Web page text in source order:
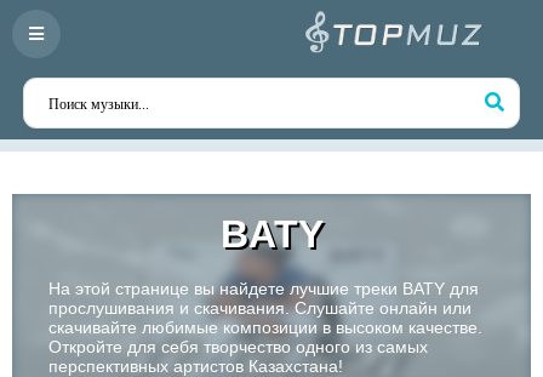
BATY
На этой странице вы найдете лучшие треки BATY для
прослушивания и скачивания. Слушайте онлайн или
скачивайте любимые композиции в высоком качестве.
Откройте для себя творчество одного из самых
перспективных артистов Казахстана!